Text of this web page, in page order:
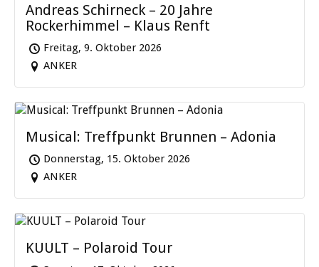
Andreas Schirneck – 20 Jahre
Rockerhimmel – Klaus Renft
Freitag, 9. Oktober 2026
ANKER
Musical: Treffpunkt Brunnen – Adonia
Donnerstag, 15. Oktober 2026
ANKER
KUULT – Polaroid Tour